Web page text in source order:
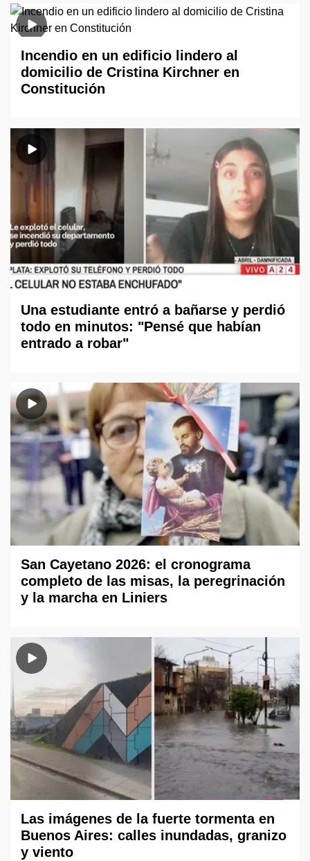
Incendio en un edificio lindero al
domicilio de Cristina Kirchner en
Constitución
Una estudiante entró a bañarse y perdió
todo en minutos: "Pensé que habían
entrado a robar"
San Cayetano 2026: el cronograma
completo de las misas, la peregrinación
y la marcha en Liniers
Las imágenes de la fuerte tormenta en
Buenos Aires: calles inundadas, granizo
y viento